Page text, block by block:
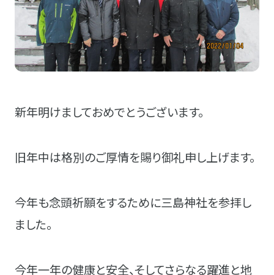
新年明けましておめでとうございます。
旧年中は格別のご厚情を賜り御礼申し上げます。
今年も念頭祈願をするために三島神社を参拝し
ました。
今年一年の健康と安全、そしてさらなる躍進と地